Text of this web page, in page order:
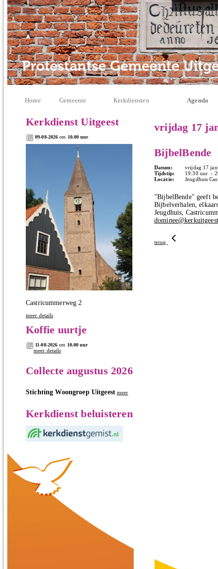
Kerkdienst Uitgeest
09-08-2026 om 10.00 uur
Castricummerweg 2
meer details
Koffie uurtje
11-08-2026 om 10.00 uur
meer details
Collecte augustus 2026
Stichting Woongroep Uitgeest meer
Kerkdienst beluisteren
vrijdag 17
BijbelBende
Datum:
vrijdag 17
Tijdstip:
19:30 uur -
Locatie:
Jeugdhuis
"BijbelBende" geeft
Bijbelverhalen,
Jeugdhuis,
terug
Home Gemeente Kerkdiensten Agenda